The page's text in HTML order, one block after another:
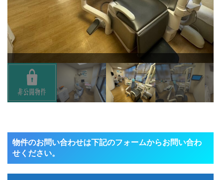
物件のお問い合わせは下記のフォームからお問い合わ
せください。